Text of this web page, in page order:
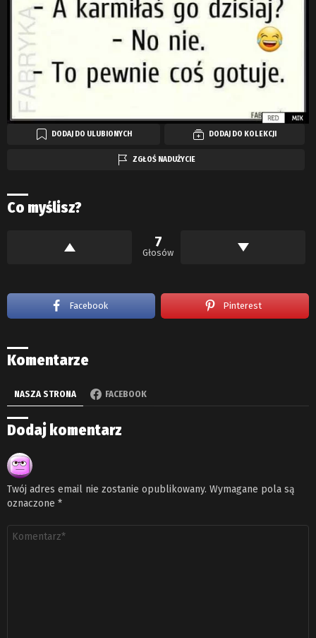
DODAJ DO ULUBIONYCH DODAJ DO KOLEKCJI
ZGŁOŚ NADUŻYCIE
Co myślisz?
7
Głosów
Facebook Pinterest
Komentarze
NASZA STRONA FACEBOOK
Dodaj komentarz
Twój adres email nie zostanie opublikowany. Wymagane pola są
oznaczone *
Komentarz